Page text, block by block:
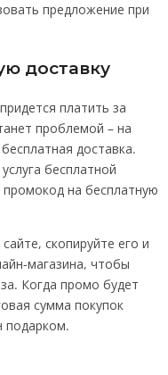
предложение при
доставку
платить за
проблемой – на
доставка.
бесплатной
промокод на бесплатную
скопируйте его и
магазина, чтобы
Когда промо будет
сумма покупок
подарком.